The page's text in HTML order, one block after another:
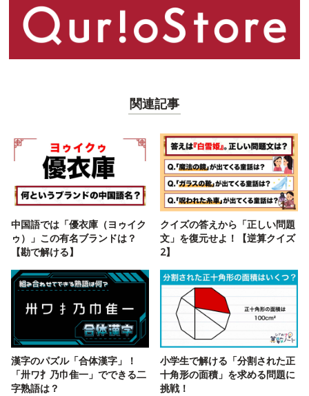
関連記事
中国語では「優衣庫（ヨゥイク
ゥ）」この有名ブランドは？
【勘で解ける】
クイズの答えから「正しい問題
文」を復元せよ！【逆算クイズ
2】
漢字のパズル「合体漢字」！
「卅ワ扌乃巾隹一」でできる二
字熟語は？
小学生で解ける「分割された正
十角形の面積」を求める問題に
挑戦！